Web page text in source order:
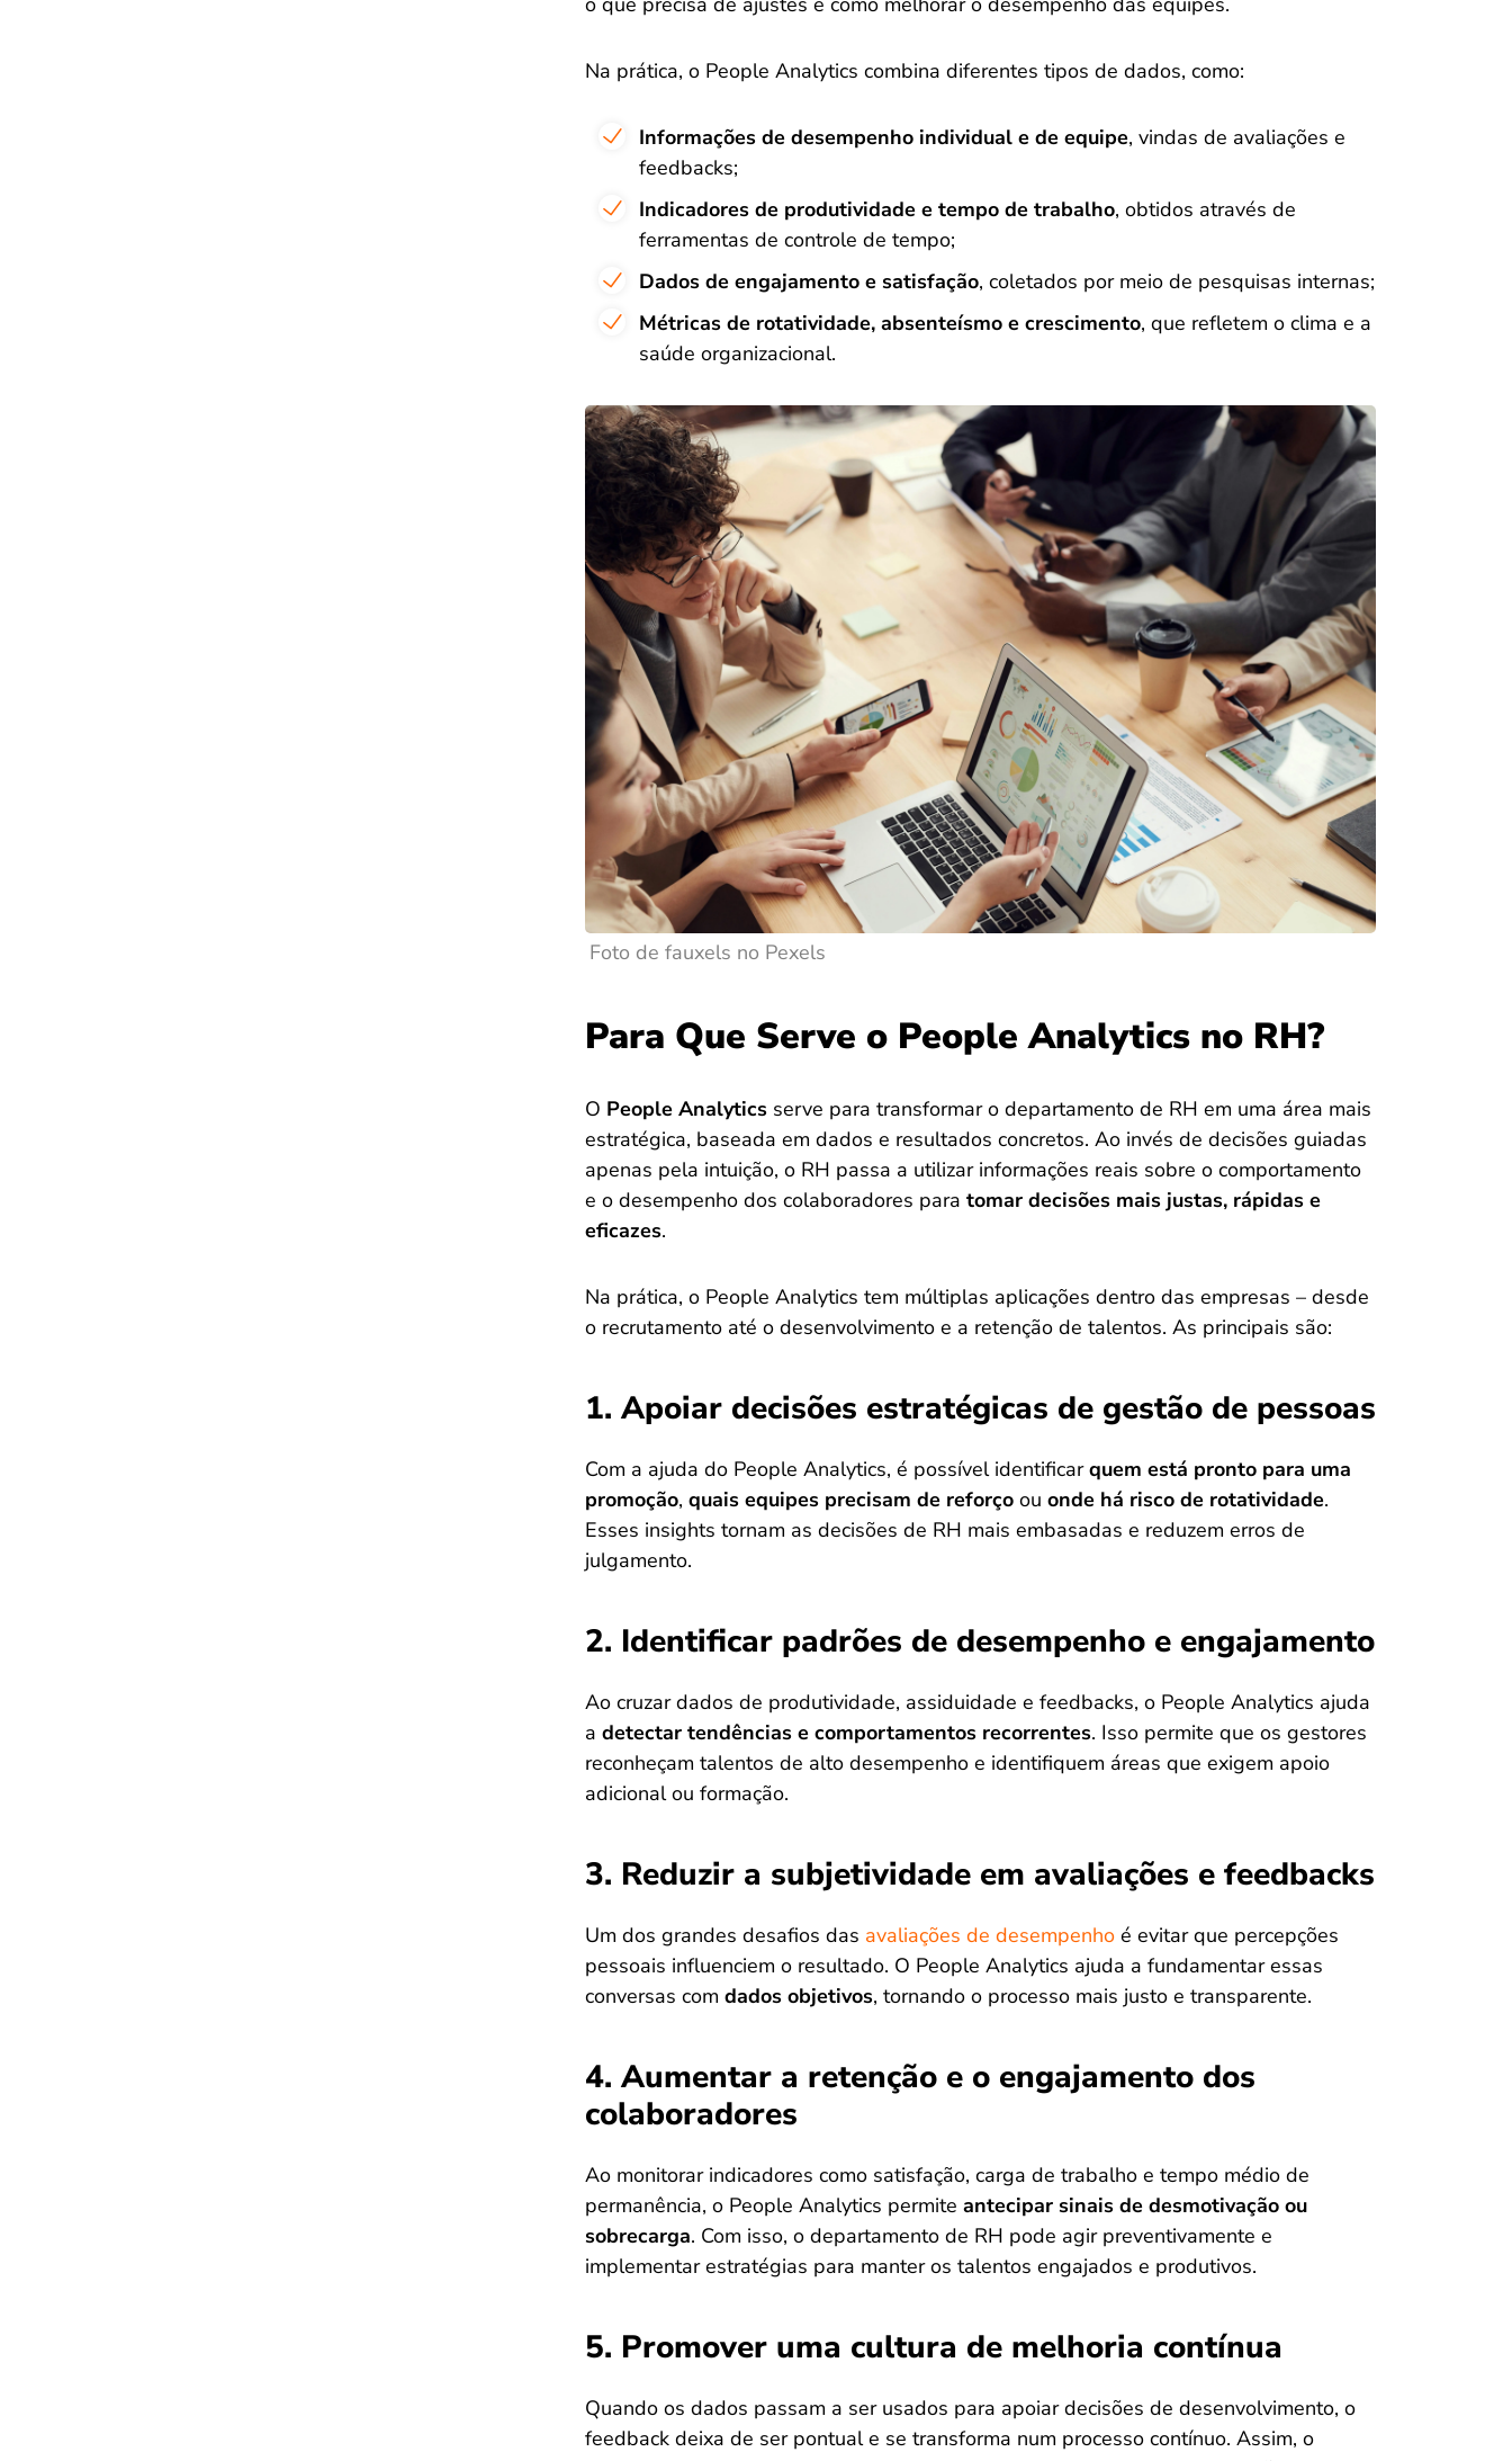
Na prática, o People Analytics combina diferentes tipos de dados, como:
Informações de desempenho individual e de equipe, vindas de avaliações e
feedbacks;
Indicadores de produtividade e tempo de trabalho, obtidos através de
ferramentas de controle de tempo;
Dados de engajamento e satisfação, coletados por meio de pesquisas internas;
Métricas de rotatividade, absenteísmo e crescimento, que refletem o clima e a
saúde organizacional.
Foto de fauxels no Pexels
Para Que Serve o People Analytics no RH?
O People Analyticsserve para transformar o departamento de RH em uma área mais
estratégica, baseada em dados e resultados concretos. Ao invés de decisões guiadas
apenas pela intuição, o RH passa a utilizar informações reais sobre o comportamento
e o desempenho dos colaboradores para tomar decisões mais justas, rápidas e
eficazes.
Na prática, o People Analytics tem múltiplas aplicações dentro das empresas – desde
o recrutamento até o desenvolvimento e a retenção de talentos. As principais são:
1. Apoiar decisões estratégicas de gestão de pessoas
Com a ajuda do People Analytics, é possível identificarquem está pronto para uma
promoção, quais equipes precisam de reforçoou onde há risco de rotatividade.
Esses insights tornam as decisões de RH mais embasadas e reduzem erros de
julgamento.
2. Identificar padrões de desempenho e engajamento
Ao cruzar dados de produtividade, assiduidade e feedbacks, o People Analytics ajuda
a detectar tendências e comportamentos recorrentes. Isso permite que os gestores
reconheçam talentos de alto desempenho e identifiquem áreas que exigem apoio
adicional ou formação.
3. Reduzir a subjetividade em avaliações e feedbacks
Um dos grandes desafios das avaliações de desempenhoé evitar que percepções
pessoais influenciem o resultado. O People Analytics ajuda a fundamentar essas
conversas com dados objetivos, tornando o processo mais justo e transparente.
4. Aumentar a retenção e o engajamento dos
colaboradores
Ao monitorar indicadores como satisfação, carga de trabalho e tempo médio de
permanência, o People Analytics permite antecipar sinais de desmotivação ou
sobrecarga. Com isso, o departamento de RH pode agir preventivamente e
implementar estratégias para manter os talentos engajados e produtivos.
5. Promover uma cultura de melhoria contínua
Quando os dados passam a ser usados para apoiar decisões de desenvolvimento, o
feedback deixa de ser pontual e se transforma num processo contínuo. Assim, o